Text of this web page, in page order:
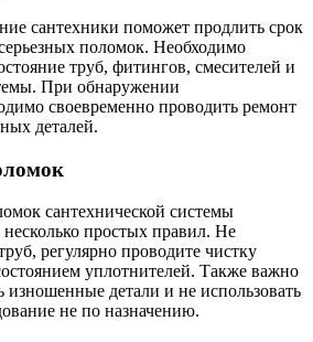
сантехники поможет продлить срок
поломок. Необходимо
труб, фитингов, смесителей и
При обнаружении
своевременно проводить ремонт
деталей.
сантехнической системы
простых правил. Не
регулярно проводите чистку
уплотнителей. Также важно
изношенные детали и не использовать
не по назначению.